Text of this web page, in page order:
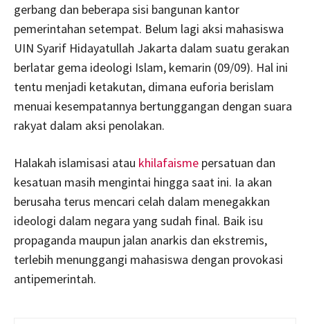
gerbang dan beberapa sisi bangunan kantor
pemerintahan setempat. Belum lagi aksi mahasiswa
UIN Syarif Hidayatullah Jakarta dalam suatu gerakan
berlatar gema ideologi Islam, kemarin (09/09). Hal ini
tentu menjadi ketakutan, dimana euforia berislam
menuai kesempatannya bertunggangan dengan suara
rakyat dalam aksi penolakan.
Halakah islamisasi atau khilafaisme persatuan dan
kesatuan masih mengintai hingga saat ini. Ia akan
berusaha terus mencari celah dalam menegakkan
ideologi dalam negara yang sudah final. Baik isu
propaganda maupun jalan anarkis dan ekstremis,
terlebih menunggangi mahasiswa dengan provokasi
antipemerintah.